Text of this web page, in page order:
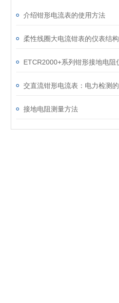
介绍钳形电流表的使用方法
柔性线圈大电流钳表的仪表结构
接地电阻测量方法